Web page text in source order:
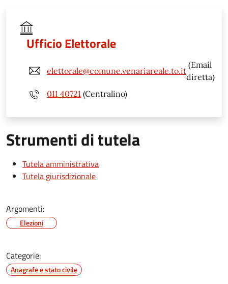
Ufficio Elettorale
elettorale@comune.venariareale.to.it
(Email
diretta)
011 40721 (Centralino)
Strumenti di tutela
Tutela amministrativa
Tutela giurisdizionale
Argomenti:
Elezioni
Categorie:
Anagrafe e stato civile